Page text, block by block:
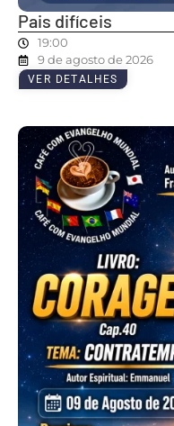
Pais difíceis
19:00
9 de agosto de 2026
VER DETALHES